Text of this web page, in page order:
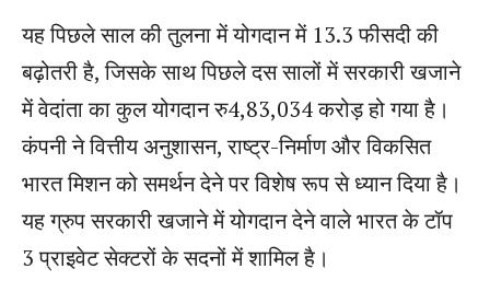
यह पिछले साल की तुलना में योगदान में 13.3 फीसदी की
बढ़ोतरी है, जिसके साथ पिछले दस सालों में सरकारी खजाने
में वेदांता का कुल योगदान रु4,83,034 करोड़ हो गया है।
कंपनी ने वित्तीय अनुशासन, राष्ट्र-निर्माण और विकसित
भारत मिशन को समर्थन देने पर विशेष रूप से ध्यान दिया है।
यह ग्रुप सरकारी खजाने में योगदान देने वाले भारत के टॉप
3 प्राइवेट सेक्टरों के सदनों में शामिल है।